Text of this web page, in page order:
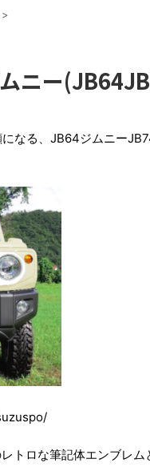
>
ニー
なる、JB64ジムニー
トロな筆記体エンブレ